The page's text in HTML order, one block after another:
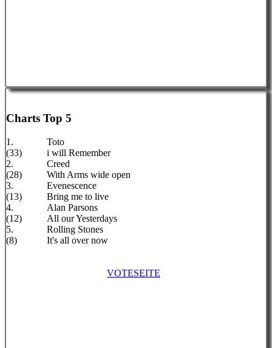
Charts Top 5
1.
(33)
Toto
i will Remember
2.
(28)
Creed
With Arms wide open
3.
(13)
Evenescence
Bring me to live
4.
(12)
Alan Parsons
All our Yesterdays
5.
(8)
Rolling Stones
It's all over now
VOTESEITE